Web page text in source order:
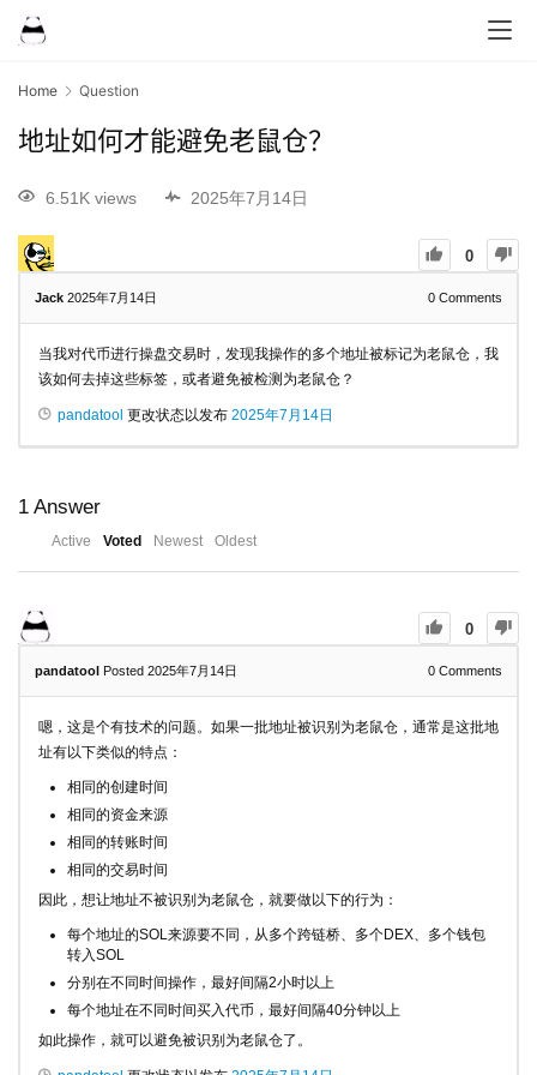
Home Question
地址如何才能避免老鼠仓？
6.51K views 2025年7月14日
0
Jack 2025年7月14日 0 Comments
当我对代币进行操盘交易时，发现我操作的多个地址被标记为老鼠仓，我
该如何去掉这些标签，或者避免被检测为老鼠仓？
pandatool 更改状态以发布 2025年7月14日
1 Answer
Active Voted Newest Oldest
0
pandatool Posted 2025年7月14日 0 Comments
嗯，这是个有技术的问题。如果一批地址被识别为老鼠仓，通常是这批地
址有以下类似的特点：
相同的创建时间
相同的资金来源
相同的转账时间
相同的交易时间
因此，想让地址不被识别为老鼠仓，就要做以下的行为：
每个地址的SOL来源要不同，从多个跨链桥、多个DEX、多个钱包
转入SOL
分别在不同时间操作，最好间隔2小时以上
每个地址在不同时间买入代币，最好间隔40分钟以上
如此操作，就可以避免被识别为老鼠仓了。